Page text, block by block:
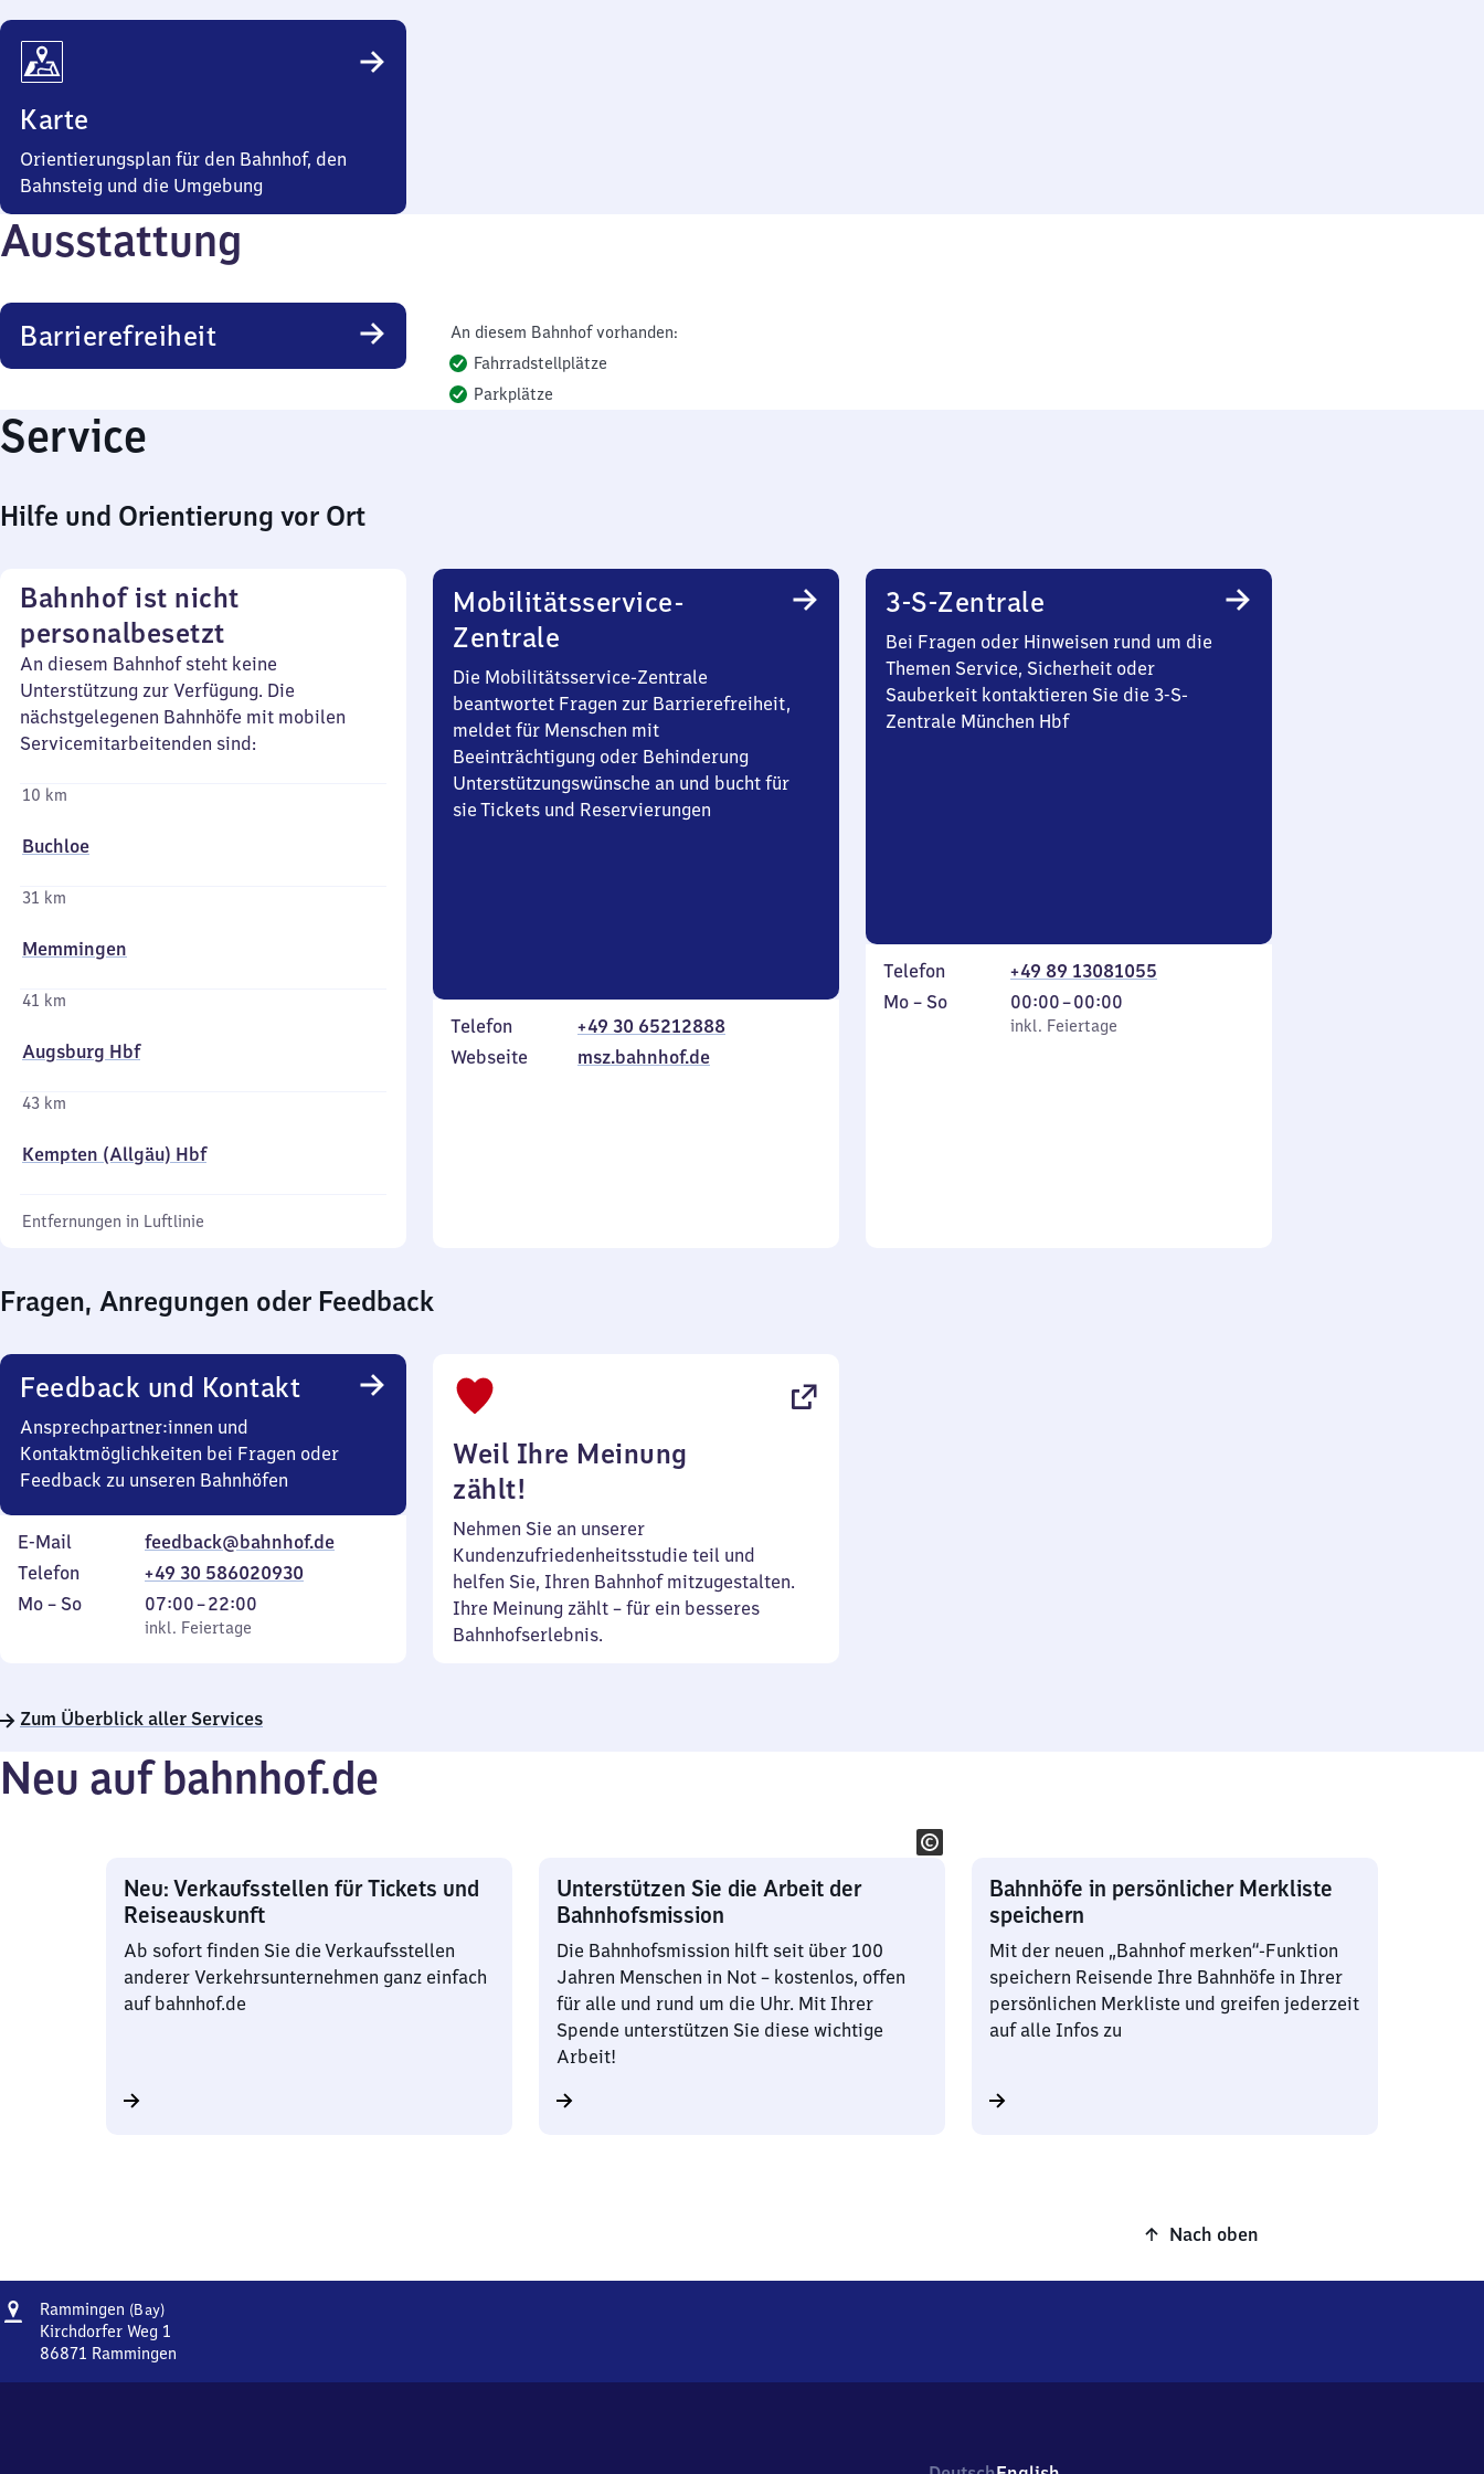
Karte
Orientierungsplan für den Bahnhof, den
Bahnsteig und die Umgebung
Ausstattung
Barrierefreiheit
An diesem Bahnhof vorhanden:
Fahrradstellplätze
Parkplätze
Service
Hilfe und Orientierung vor Ort
Bahnhof ist nicht
personalbesetzt
An diesem Bahnhof steht keine
Unterstützung zur Verfügung. Die
nächstgelegenen Bahnhöfe mit mobilen
Servicemitarbeitenden sind:
10 km
Buchloe
31 km
Memmingen
41 km
Augsburg Hbf
43 km
Kempten (Allgäu) Hbf
Entfernungen in Luftlinie
Mobilitätsservice-
Zentrale
Die Mobilitätsservice-Zentrale
beantwortet Fragen zur Barrierefreiheit,
meldet für Menschen mit
Beeinträchtigung oder Behinderung
Unterstützungswünsche an und bucht für
sie Tickets und Reservierungen
Telefon
+49 30 65212888
Webseite
msz.bahnhof.de
3-S-Zentrale
Bei Fragen oder Hinweisen rund um die
Themen Service, Sicherheit oder
Sauberkeit kontaktieren Sie die 3-S-
Zentrale München Hbf
Telefon
+49 89 13081055
Montag
Mo – So,
inkl. Feiertage
00:00–00:00
Von
0
inkl. Feiertage
Fragen, Anregungen oder Feedback
Feedback und Kontakt
Ansprechpartner:innen und
Kontaktmöglichkeiten bei Fragen oder
Feedback zu unseren Bahnhöfen
E-Mail
feedback@bahnhof.de
Telefon
+49 30 586020930
Montag
Mo – So,
inkl. Feiertage
07:00–22:00
Von
7
22
inkl. Feiertage
Weil Ihre Meinung
zählt!
Nehmen Sie an unserer
Kundenzufriedenheitsstudie teil und
helfen Sie, Ihren Bahnhof mitzugestalten.
Ihre Meinung zählt – für ein besseres
Bahnhofserlebnis.
Zum Überblick aller Services
Neu auf bahnhof.de
Neu: Verkaufsstellen für Tickets und
Reiseauskunft
Ab sofort finden Sie die Verkaufsstellen
anderer Verkehrsunternehmen ganz einfach
auf bahnhof.de
Unterstützen Sie die Arbeit der
Bahnhofsmission
Die Bahnhofsmission hilft seit über 100
Jahren Menschen in Not – kostenlos, offen
für alle und rund um die Uhr. Mit Ihrer
Spende unterstützen Sie diese wichtige
Arbeit!
Bahnhöfe in persönlicher Merkliste
speichern
Mit der neuen „Bahnhof merken“-Funktion
speichern Reisende Ihre Bahnhöfe in Ihrer
persönlichen Merkliste und greifen jederzeit
auf alle Infos zu
Nach oben
Adresse
Rammingen (Bay)Rammingen
(Bayern)
Kirchdorfer Weg 1
86871 Rammingen